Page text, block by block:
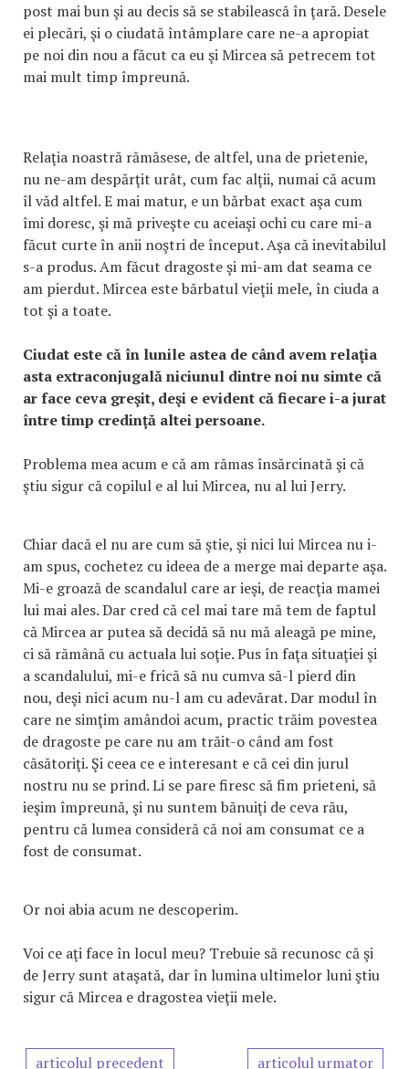
post mai bun şi au decis să se stabilească în ţară. Desele
ei plecări, şi o ciudată întâmplare care ne-a apropiat
pe noi din nou a făcut ca eu şi Mircea să petrecem tot
mai mult timp împreună.
Relaţia noastră rămăsese, de altfel, una de prietenie,
nu ne-am despărţit urât, cum fac alţii, numai că acum
îl văd altfel. E mai matur, e un bărbat exact aşa cum
îmi doresc, şi mă priveşte cu aceiaşi ochi cu care mi-a
făcut curte în anii noştri de început. Aşa că inevitabilul
s-a produs. Am făcut dragoste şi mi-am dat seama ce
am pierdut. Mircea este bărbatul vieţii mele, în ciuda a
tot şi a toate.
Ciudat este că în lunile astea de când avem relaţia
asta extraconjugală niciunul dintre noi nu simte că
ar face ceva greşit, deşi e evident că fiecare i-a jurat
între timp credinţă altei persoane.
Problema mea acum e că am rămas însărcinată şi că
ştiu sigur că copilul e al lui Mircea, nu al lui Jerry.
Chiar dacă el nu are cum să ştie, şi nici lui Mircea nu i-
am spus, cochetez cu ideea de a merge mai departe aşa.
Mi-e groază de scandalul care ar ieşi, de reacţia mamei
lui mai ales. Dar cred că cel mai tare mă tem de faptul
că Mircea ar putea să decidă să nu mă aleagă pe mine,
ci să rămână cu actuala lui soţie. Pus în faţa situaţiei şi
a scandalului, mi-e frică să nu cumva să-l pierd din
nou, deşi nici acum nu-l am cu adevărat. Dar modul în
care ne simţim amândoi acum, practic trăim povestea
de dragoste pe care nu am trăit-o când am fost
căsătoriţi. Şi ceea ce e interesant e că cei din jurul
nostru nu se prind. Li se pare firesc să fim prieteni, să
ieşim împreună, şi nu suntem bănuiţi de ceva rău,
pentru că lumea consideră că noi am consumat ce a
fost de consumat.
Or noi abia acum ne descoperim.
Voi ce aţi face în locul meu? Trebuie să recunosc că şi
de Jerry sunt ataşată, dar în lumina ultimelor luni ştiu
sigur că Mircea e dragostea vieţii mele.
articolul precedent articolul urmator